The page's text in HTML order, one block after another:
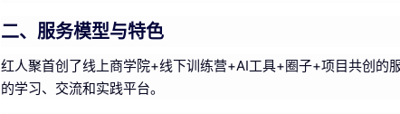
二、服务模型与特色
红人聚首创了线上商学院+线下训练营+AI工具+圈子+项目共创的
的学习、交流和实践平台。